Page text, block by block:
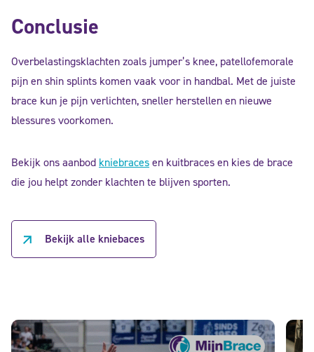
Conclusie
Overbelastingsklachten zoals jumper’s knee, patellofemorale
pijn en shin splints komen vaak voor in handbal. Met de juiste
brace kun je pijn verlichten, sneller herstellen en nieuwe
blessures voorkomen.
Bekijk ons aanbod kniebracesen kuitbraces en kies de brace
die jou helpt zonder klachten te blijven sporten.
Bekijk alle kniebaces